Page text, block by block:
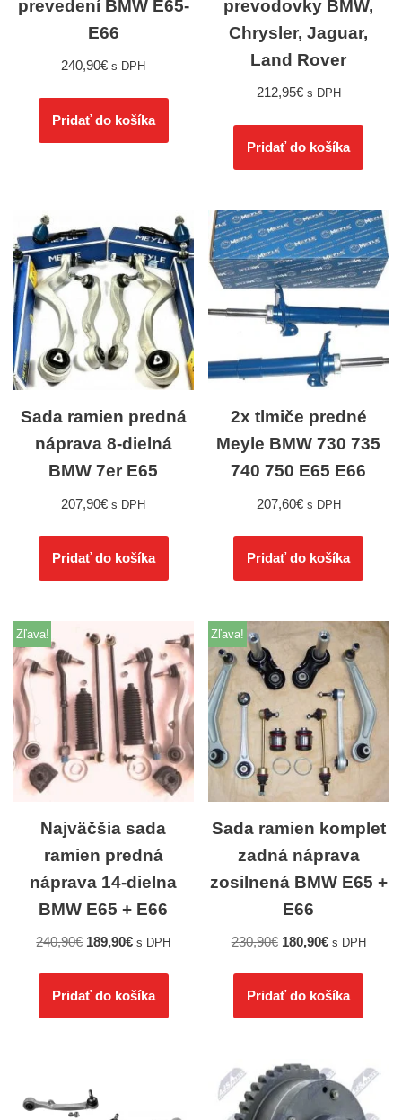
prevedení BMW E65-
E66
240,90€ s DPH
Pridať do košíka
prevodovky BMW,
Chrysler, Jaguar,
Land Rover
212,95€ s DPH
Pridať do košíka
Sada ramien predná
náprava 8-dielná
BMW 7er E65
207,90€ s DPH
Pridať do košíka
2x tlmiče predné
Meyle BMW 730 735
740 750 E65 E66
207,60€ s DPH
Pridať do košíka
Zľava!
Najväčšia sada
ramien predná
náprava 14-dielna
BMW E65 + E66
240,90€ 189,90€ s DPH
Pridať do košíka
Zľava!
Sada ramien komplet
zadná náprava
zosilnená BMW E65 +
E66
230,90€ 180,90€ s DPH
Pridať do košíka